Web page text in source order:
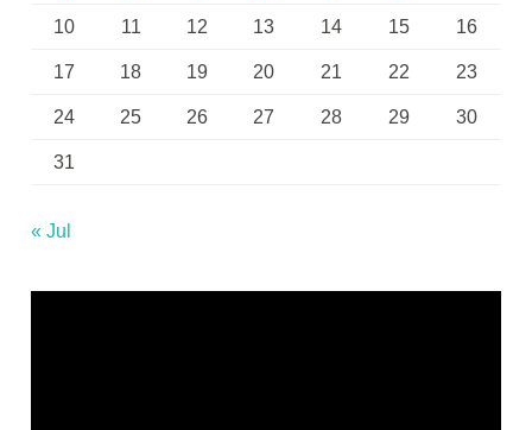
10 11 12 13 14 15 16
17 18 19 20 21 22 23
24 25 26 27 28 29 30
31
« Jul